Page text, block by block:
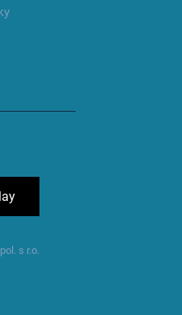
s r.o.